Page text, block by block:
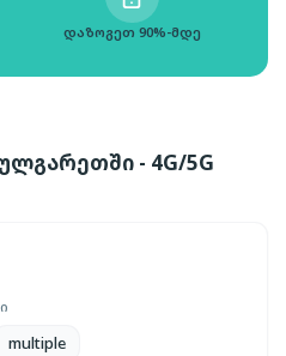
დაზოგეთ 90%-მდე
- 4G/5G
multiple